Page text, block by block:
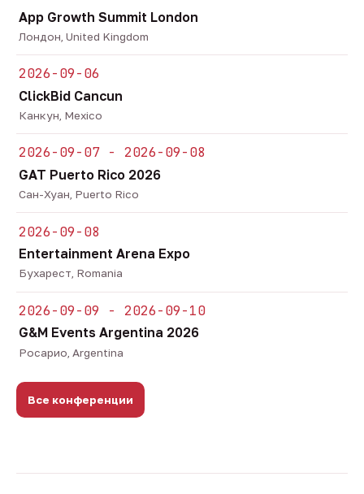
App Growth Summit London
Лондон, United Kingdom
2026-09-06
ClickBid Cancun
Канкун, Mexico
2026-09-07 - 2026-09-08
GAT Puerto Rico 2026
Сан-Хуан, Puerto Rico
2026-09-08
Entertainment Arena Expo
Бухарест, Romania
2026-09-09 - 2026-09-10
G&M Events Argentina 2026
Росарио, Argentina
Все конференции